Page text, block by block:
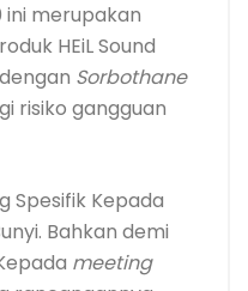
ini merupakan
HEiL Sound
Sorbothane
risiko gangguan
Spesifik Kepada
Bahkan demi
meeting